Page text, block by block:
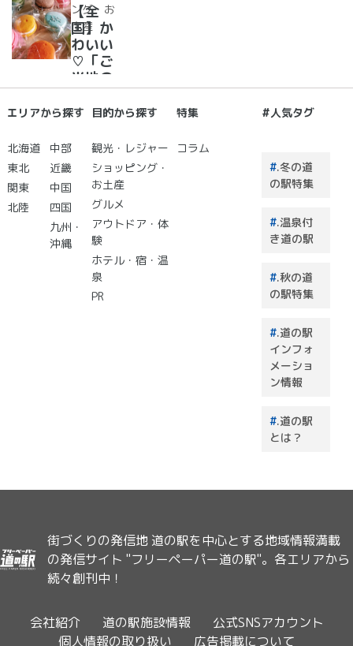
合！
で夜空
に癒さ
れ/星
に願い
☆彡
ング・お
土産
【全
国】か
わいい
♡「ご
当地の
お土
産」が
道の駅
２０
選 道
の駅で
買うも
のはこ
れで決
まり！
エリアから探す
北海道
東北
関東
北陸
中部
近畿
中国
四国
九州・
沖縄
目的から探す
観光・レジャー
ショッピング・
お土産
グルメ
アウトドア・体
験
ホテル・宿・温
泉
PR
特集
コラム
#人気タグ
.冬の道
の駅特集
.温泉付
き道の駅
.秋の道
の駅特集
.道の駅
インフォ
メーショ
ン情報
.道の駅
とは？
街づくりの発信地 道の駅を中心とする地域情報満載
の発信サイト "フリーペーパー道の駅"。各エリアから
続々創刊中！
会社紹介 道の駅施設情報
公式SNSアカウント
個人情報の取り扱い
広告掲載について